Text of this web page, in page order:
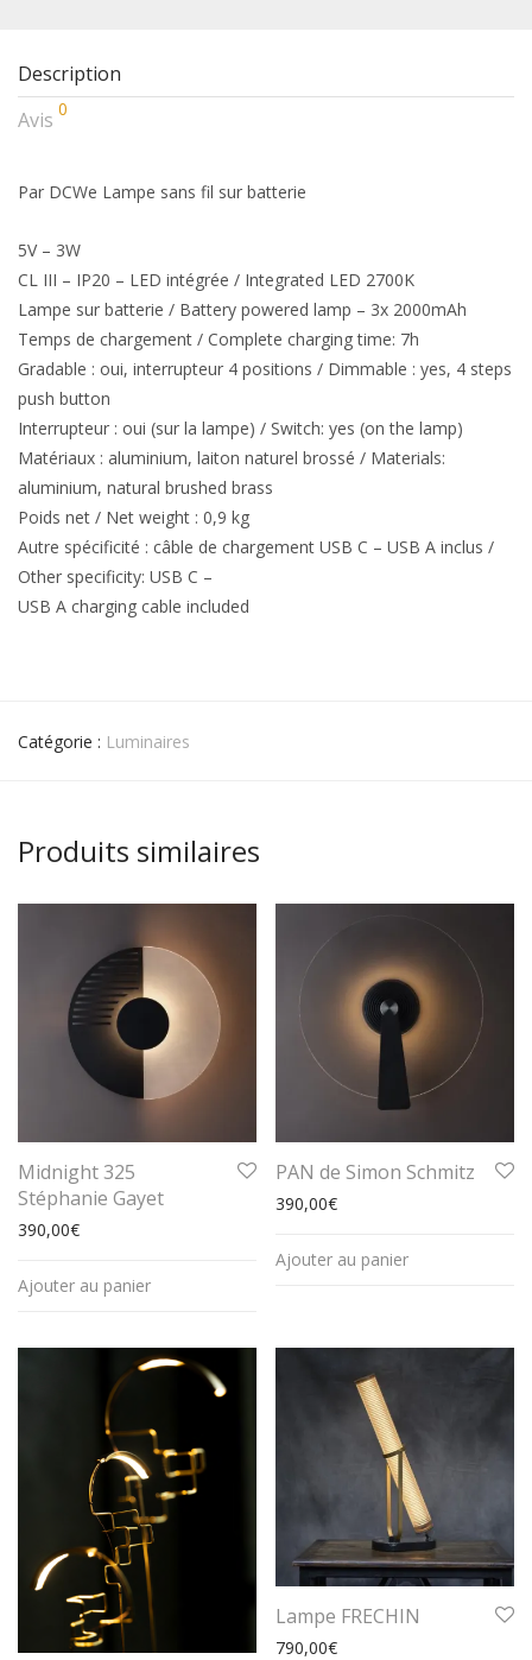
Description
Avis 0
Par DCWe Lampe sans fil sur batterie
5V – 3W
CL III – IP20 – LED intégrée / Integrated LED 2700K
Lampe sur batterie / Battery powered lamp – 3x 2000mAh
Temps de chargement / Complete charging time: 7h
Gradable : oui, interrupteur 4 positions / Dimmable : yes, 4 steps
push button
Interrupteur : oui (sur la lampe) / Switch: yes (on the lamp)
Matériaux : aluminium, laiton naturel brossé / Materials:
aluminium, natural brushed brass
Poids net / Net weight : 0,9 kg
Autre spécificité : câble de chargement USB C – USB A inclus /
Other specificity: USB C –
USB A charging cable included
Catégorie : Luminaires
Produits similaires
Midnight 325
Stéphanie Gayet
390,00€
Ajouter au panier
PAN de Simon Schmitz
390,00€
Ajouter au panier
Lampe FRECHIN
790,00€